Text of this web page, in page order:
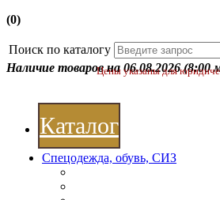
(0)
Поиск по каталогу
Наличие товаров на 06.08.2026 (8:00
Цены указаны для
Каталог
Спецодежда, обувь, СИЗ